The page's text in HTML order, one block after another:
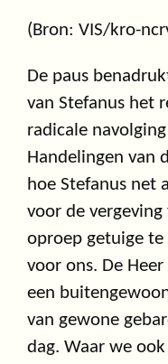
(Bron: VIS/kro-
De paus
van Stefanus het
radicale
Handelingen van
hoe Stefanus net
voor de vergeving
oproep getuige te
voor ons. De
een
van gewone
dag. Waar we